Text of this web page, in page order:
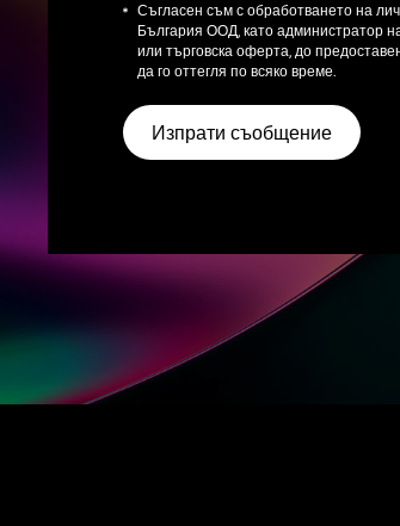
Съгласен съм с обработването на
България ООД, като администратор
или търговска оферта, до
да го оттегля по всяко време.